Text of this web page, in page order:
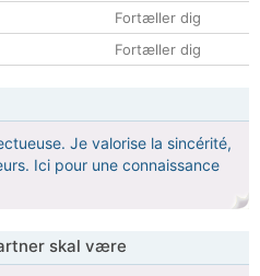
Fortæller dig
Fortæller dig
Je valorise la sincérité,
Ici pour une connaissance
skal være